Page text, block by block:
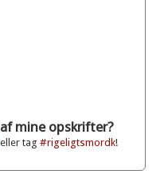
mine opskrifter?
eller tag#rigeligtsmordk!